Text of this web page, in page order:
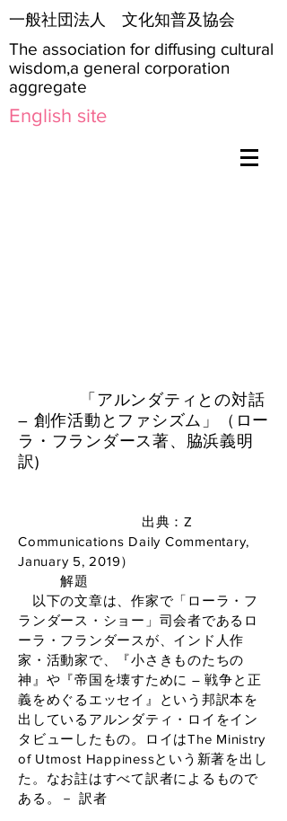
​一般社団法人 文化知普及協会
The association for diffusing cultural
wisdom,a general corporation
aggregate
English site
「アルンダティとの対話
― 創作活動とファシズム」（ロー
ラ・フランダース著、脇浜義明
訳)
出典：Z
Communications Daily Commentary,
January 5, 2019）
​ 解題
以下の文章は、作家で「ローラ・フ
ランダース・ショー」司会者であるロ
ーラ・フランダースが、インド人作
家・活動家で、『小さきものたちの
神』や『帝国を壊すために ― 戦争と正
義をめぐるエッセイ』という邦訳本を
出しているアルンダティ・ロイをイン
タビューしたもの。ロイはThe Ministry
of Utmost Happinessという新著を出し
た。なお註はすべて訳者によるもので
ある。－ 訳者